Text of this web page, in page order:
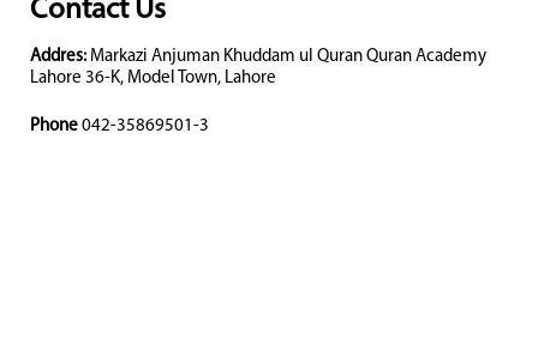
Contact Us
Addres: Markazi Anjuman Khuddam ul Quran Quran Academy
Lahore 36-K, Model Town, Lahore
Phone 042-35869501-3